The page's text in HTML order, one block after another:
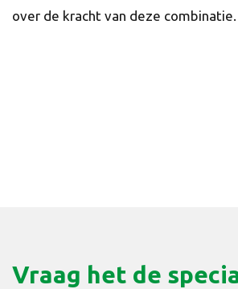
over de kracht van deze combinatie.
Vraag het de